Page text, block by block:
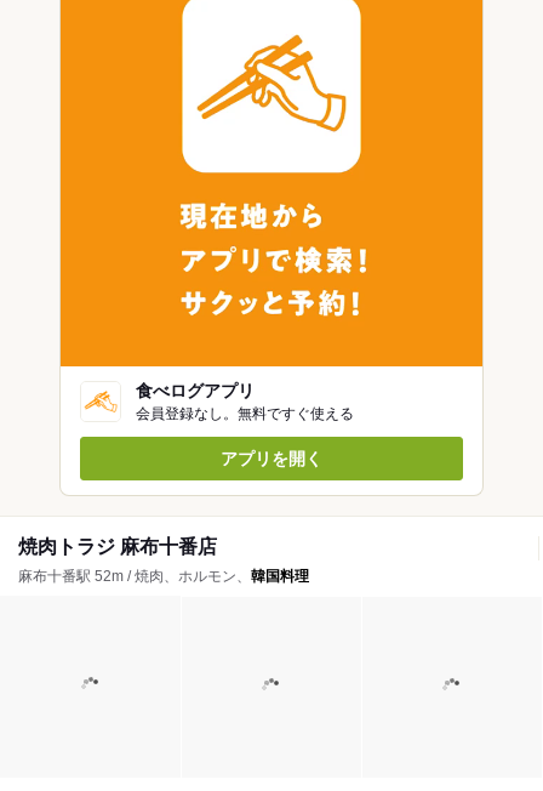
食べログアプリ
会員登録なし。無料ですぐ使える
アプリを開く
焼肉トラジ 麻布十番店
麻布十番駅 52m / 焼肉、ホルモン、 韓国料理